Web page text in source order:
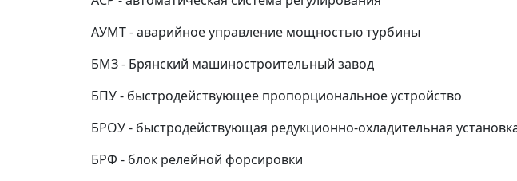
АУМТ - аварийное управление мощностью турбины
БМЗ - Брянский машиностроительный завод
БПУ - быстродействующее пропорциональное устройство
БРОУ - быстродействующая редукционно-охладительная
БРФ - блок релейной форсировки